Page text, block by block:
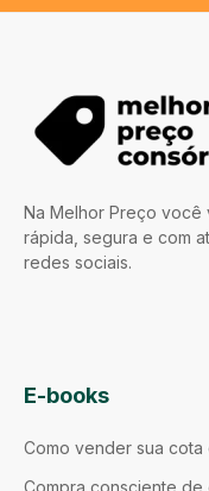
Na Melhor Preço
rápida, segura e com
redes sociais.
E-books
Como vender sua
Compra consciente de